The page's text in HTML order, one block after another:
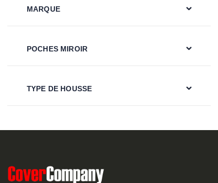
MARQUE
POCHES MIROIR
TYPE DE HOUSSE